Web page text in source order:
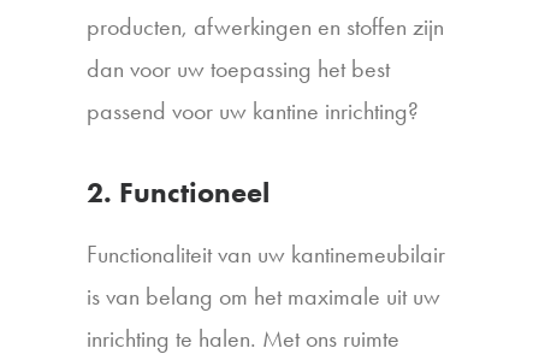
producten, afwerkingen en stoffen zijn
dan voor uw toepassing het best
passend voor uw kantine inrichting?
2. Functioneel
Functionaliteit van uw kantinemeubilair
is van belang om het maximale uit uw
inrichting te halen. Met ons ruimte